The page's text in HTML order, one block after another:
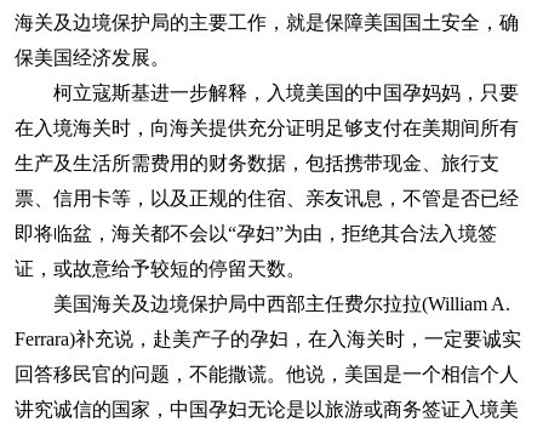
海关及边境保护局的主要工作，就是保障美国国土安全，确
保美国经济发展。
柯立寇斯基进一步解释，入境美国的中国孕妈妈，只要
在入境海关时，向海关提供充分证明足够支付在美期间所有
生产及生活所需费用的财务数据，包括携带现金、旅行支
票、信用卡等，以及正规的住宿、亲友讯息，不管是否已经
即将临盆，海关都不会以“孕妇”为由，拒绝其合法入境签
证，或故意给予较短的停留天数。
美国海关及边境保护局中西部主任费尔拉拉(William A.
Ferrara)补充说，赴美产子的孕妇，在入海关时，一定要诚实
回答移民官的问题，不能撒谎。他说，美国是一个相信个人
讲究诚信的国家，中国孕妇无论是以旅游或商务签证入境美